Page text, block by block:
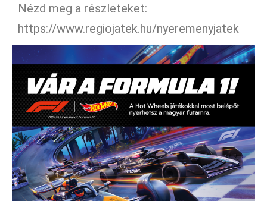
Nézd meg a részleteket:
https://www.regiojatek.hu/nyeremenyjatek